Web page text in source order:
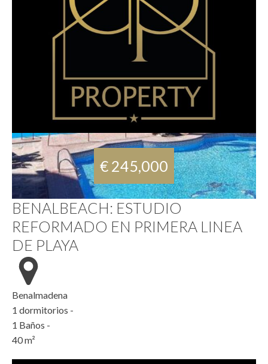
€ 245,000
BENALBEACH: ESTUDIO
REFORMADO EN PRIMERA LINEA
DE PLAYA
Benalmadena
1 dormitorios -
1 Baños -
40m²